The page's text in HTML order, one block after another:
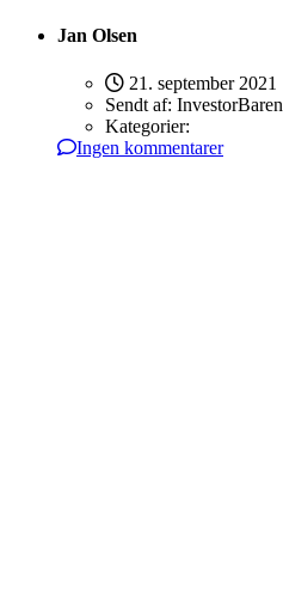
Jan Olsen
21. september 2021
Sendt af: InvestorBaren
Kategorier:
Ingen kommentarer